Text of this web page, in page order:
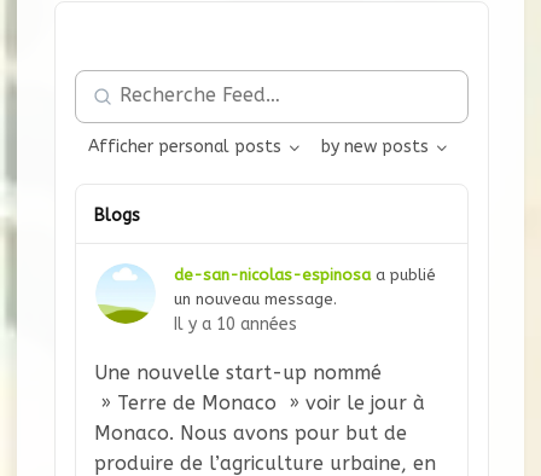
Recherche
Feed…
Afficher personal posts by new posts
Blogs
de-san-nicolas-espinosaa publié
un nouveau message.
Il y a 10 années
Une nouvelle start-up nommé
» Terre de Monaco » voir le jour à
Monaco. Nous avons pour but de
produire de l’agriculture urbaine, en